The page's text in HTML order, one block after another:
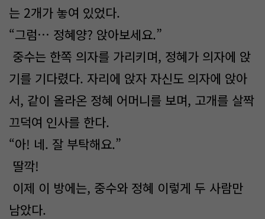
는 2개가 놓여 있었다.
“그럼… 정혜양? 앉아보세요.”
중수는 한쪽 의자를 가리키며, 정혜가 의자에 앉
기를 기다렸다. 자리에 앉자 자신도 의자에 앉아
서, 같이 올라온 정혜 어머니를 보며, 고개를 살짝
끄덕여 인사를 한다.
“아! 네. 잘 부탁해요.”
딸깍!
이제 이 방에는, 중수와 정혜 이렇게 두 사람만
남았다.